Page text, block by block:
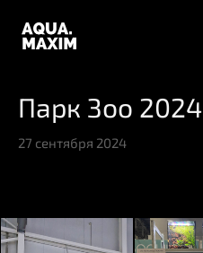
Парк Зоо 2024
27 сентября 2024